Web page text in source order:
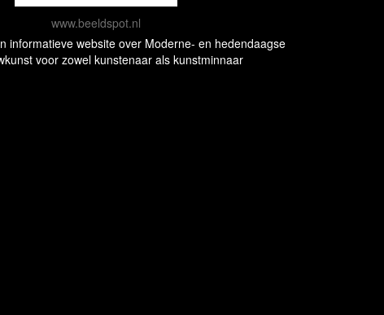
www.beeldspot.nl
informatieve website over Moderne- en hedendaagse
voor zowel kunstenaar als kunstminnaar